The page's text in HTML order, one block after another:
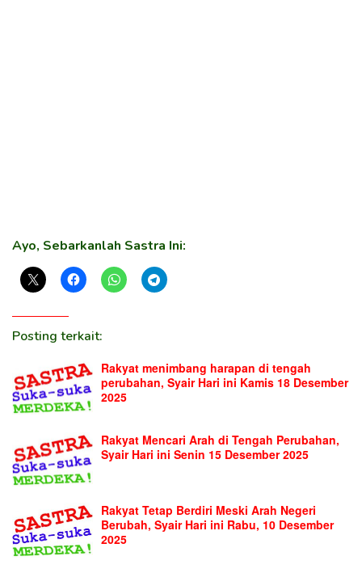
Ayo, Sebarkanlah Sastra Ini:
Posting terkait:
Rakyat menimbang harapan di tengah
perubahan, Syair Hari ini Kamis 18 Desember
2025
Rakyat Mencari Arah di Tengah Perubahan,
Syair Hari ini Senin 15 Desember 2025
Rakyat Tetap Berdiri Meski Arah Negeri
Berubah, Syair Hari ini Rabu, 10 Desember
2025